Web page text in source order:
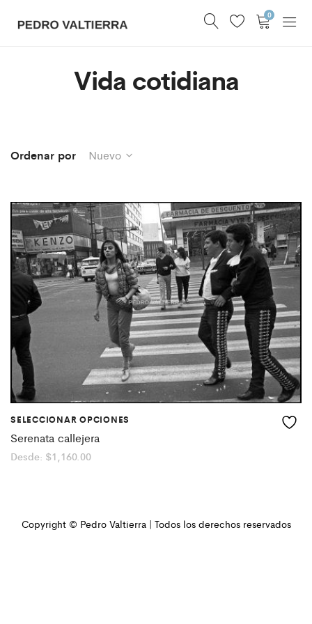
0
Vida cotidiana
Ordenar por Nuevo
SELECCIONAR OPCIONES
Serenata callejera
Desde: $1,160.00
Copyright © Pedro Valtierra | Todos los derechos reservados